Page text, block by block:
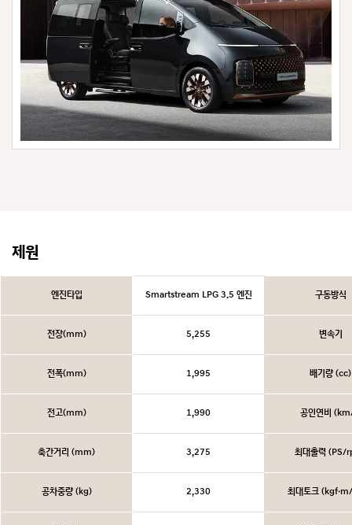
제원
엔진타입 Smartstream LPG 3.5 엔진 구동방식
전장(mm) 5,255 변속기
전폭(mm) 1,995 배기량 (cc)
전고(mm) 1,990 공인연비
축간거리 (mm) 3,275 최대출력 (PS/
공차중량 (kg) 2,330 최대토크